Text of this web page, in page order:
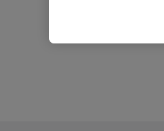
Als u hiermee akkoord
u interesse hebt
niet te kopen), ook op